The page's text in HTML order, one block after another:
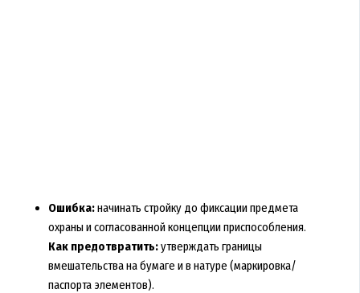
Ошибка:начинать стройку до фиксации предмета
охраны и согласованной концепции приспособления.
Как предотвратить:утверждать границы
вмешательства на бумаге и в натуре (маркировка/
паспорта элементов).